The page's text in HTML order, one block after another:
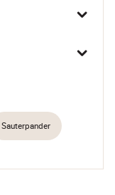
jævnt og udvikler
Sauterpander